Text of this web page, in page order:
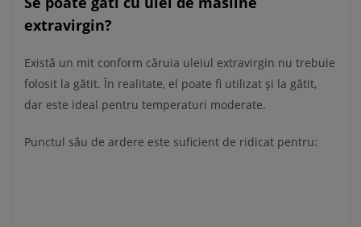
extravirgin?
Există un mit conform căruia uleiul extravirgin nu trebuie
folosit la gătit. În realitate, el poate fi utilizat și la gătit,
dar este ideal pentru temperaturi moderate.
Punctul său de ardere este suficient de ridicat pentru: